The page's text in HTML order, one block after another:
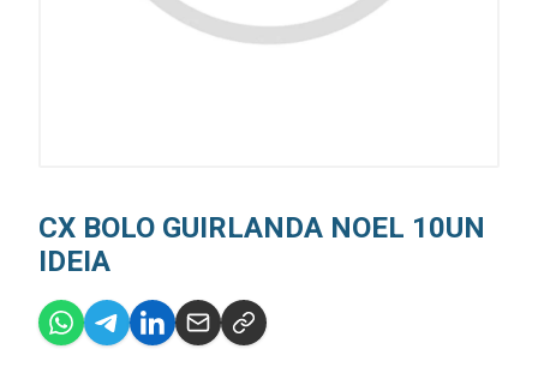
CX BOLO GUIRLANDA NOEL 10UN
IDEIA